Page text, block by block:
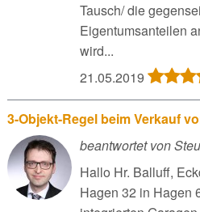
Tausch/ die
Eigentumsanteilen
wird...
21.05.2019
3-Objekt-Regel beim Verkauf
beantwortet von
Hallo Hr. Balluff,
Hagen 32 in Hagen